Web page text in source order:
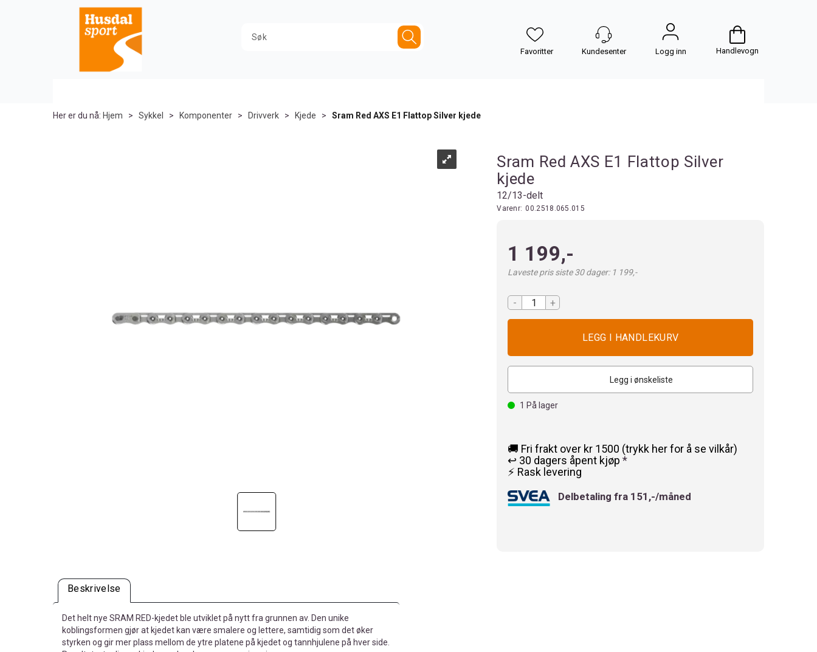
Logg inn Handlevogn
Her er du nå: Hjem > Sykkel > Komponenter > Drivverk > Kjede > Sram Red AXS E1 Flattop Silver kjede
Sram Red AXS E1 Flattop Silver
kjede
12/13-delt
Varenr: 00.2518.065.015
1 199,-
Laveste pris siste 30 dager: 1 199,-
- +
Legg i ønskeliste
1 På lager
🚚 Fri frakt over kr 1500 (trykk her for å se vilkår)
↩️ 30 dagers åpent kjøp*
⚡ Rask levering
Delbetaling fra 151,-/måned
Beskrivelse
Det helt nye SRAM RED-kjedet ble utviklet på nytt fra grunnen av. Den unike
koblingsformen gjør at kjedet kan være smalere og lettere, samtidig som det øker
styrken og gir mer plass mellom de ytre platene på kjedet og tannhjulene på hver side.